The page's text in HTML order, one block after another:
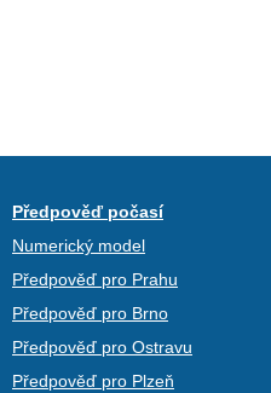
Předpověď počasí
Numerický model
Předpověď pro Prahu
Předpověď pro Brno
Předpověď pro Ostravu
Předpověď pro Plzeň